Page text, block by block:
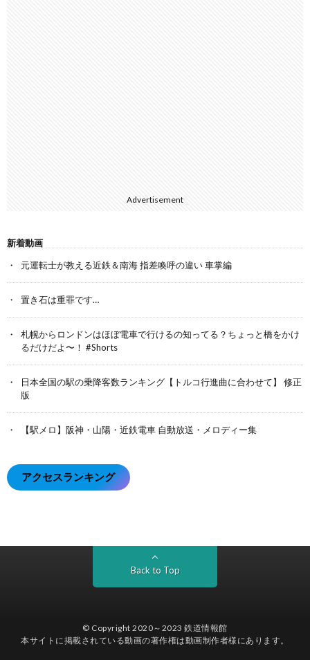
Advertisement
新着動画
元運転士が教える近鉄＆南海 指差喚呼の違い 車掌編
置き石は重罪です…
札幌からロンドンはほぼ電車で行けるの知ってる？ちょっと橋をかけ
るだけだよ〜！ #Shorts
日本全国の駅の乗降客数ランキング【トルコ行進曲に合わせて】 修正
版
【駅メロ】阪神・山陽・近鉄電車 自動放送・メロディー集
アクセスランキング
Back to Top
© Copyright 2020～2023鉄道情報館
本サイトに掲載されている動画の著作権は動画制作者様にあります。